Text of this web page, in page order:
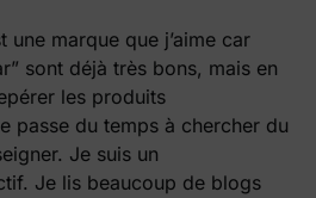
une marque que j’aime car
sont déjà très bons, mais en
les produits
passe du temps à chercher du
Je suis un
Je lis beaucoup de blogs